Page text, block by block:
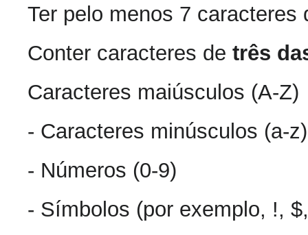
Ter pelo menos 7 caracteres
Conter caracteres de três
Caracteres maiúsculos (A-Z)
- Caracteres minúsculos (a-z)
- Números (0-9)
- Símbolos (por exemplo, !,